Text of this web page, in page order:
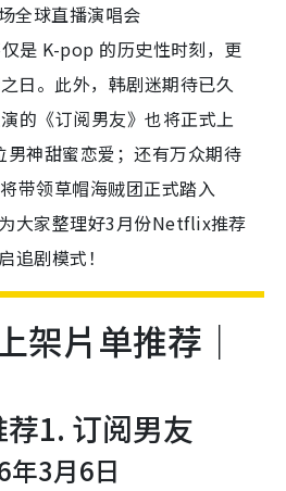
全球直播演唱会
仅是 K-pop 的历史性时刻，更
日。此外，韩剧迷期待已久
的《订阅男友》也将正式上
神甜蜜恋爱；还有万众期待
带领草帽海贼团正式踏入
大家整理好3月份Netflix推荐
追剧模式！
架片单推荐｜
1. 订阅男友
3月6日